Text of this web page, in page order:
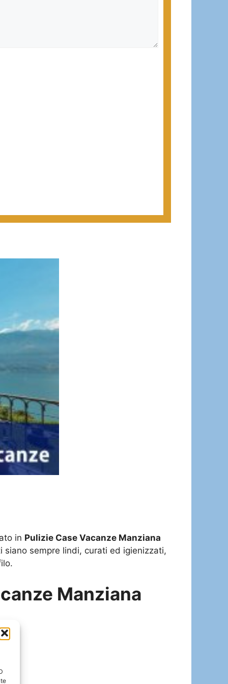
in Pulizie Case Vacanze Manziana
sempre lindi, curati ed igienizzati,
Manziana